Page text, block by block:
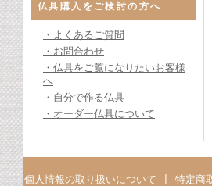
仏具購入をご検討の方へ
・よくあるご質問
・お問合わせ
・仏具をご覧になりたいお客様
へ
・自分で作る仏具
・オーダー仏具について
個人情報の取り扱いについて 特定商